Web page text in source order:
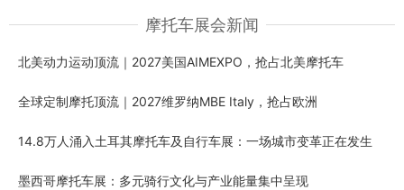
摩托车展会新闻
北美动力运动顶流｜2027美国AIMEXPO，抢占北美摩托车
全球定制摩托顶流｜2027维罗纳MBE Italy，抢占欧洲
14.8万人涌入土耳其摩托车及自行车展：一场城市变革正在发生
墨西哥摩托车展：多元骑行文化与产业能量集中呈现